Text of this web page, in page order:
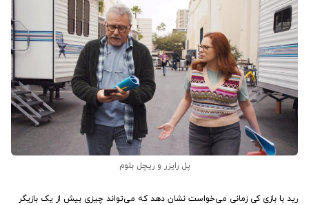
پل رایزر و ریچل بلوم
رید با بازی کی زمانی می‌خواست نشان دهد که می‌تواند چیزی بیش از یک بازیگر